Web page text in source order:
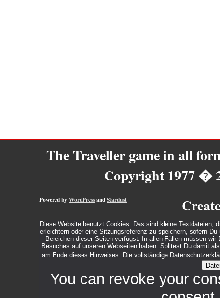
The Traveller game in all
Copyright 1977 �
Powered byWordPressandStardust
Diese Website benutzt Cookies. Das sind kleine Textdateien,
erleichtern oder eine Sitzungsreferenz zu speichern, sofern
Bereichen dieser Seiten verfügst. In allen Fällen müssen
Besuches auf unseren Webseiten haben. Solltest Du damit
am Ende dieses Hinweises. Die vollständige
You can revoke your